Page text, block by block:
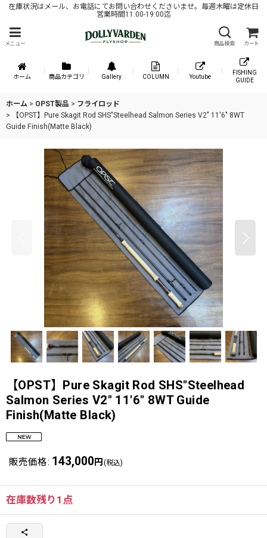
在庫状況はメール、お電話にてお問い合わせくださいませ。毎週木曜は定休日
営業時間11:00-19:00迄
メニュー 商品検索 カート
ホーム 商品カテゴリ Gallery COLUMN Youtube
FISHING
GUIDE
ホーム > OPST製品 > フライロッド
>
【OPST】Pure Skagit Rod SHS"Steelhead Salmon Series V2" 11'6" 8WT
Guide Finish(Matte Black)
【OPST】Pure Skagit Rod SHS"Steelhead
Salmon Series V2" 11'6" 8WT Guide
Finish(Matte Black)
販売価格: 143,000 円 (税込)
在庫数残り1点